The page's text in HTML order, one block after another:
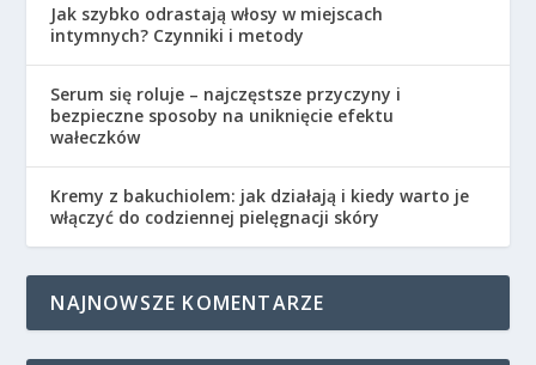
Jak szybko odrastają włosy w miejscach
intymnych? Czynniki i metody
Serum się roluje – najczęstsze przyczyny i
bezpieczne sposoby na uniknięcie efektu
wałeczków
Kremy z bakuchiolem: jak działają i kiedy warto je
włączyć do codziennej pielęgnacji skóry
NAJNOWSZE KOMENTARZE